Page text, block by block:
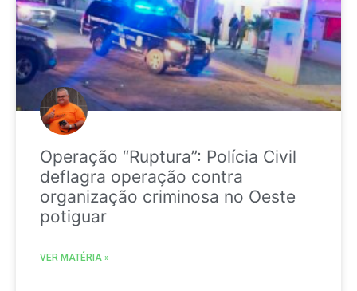
Operação “Ruptura”: Polícia Civil
deflagra operação contra
organização criminosa no Oeste
potiguar
VER MATÉRIA »